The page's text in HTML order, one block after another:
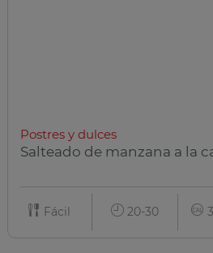
Postres y dulces
Salteado de manzana a la
Fácil 20-30